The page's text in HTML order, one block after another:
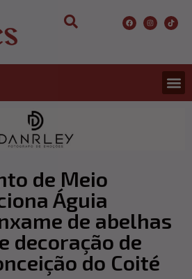
de Meio
Águia
de abelhas
decoração de
do Coité